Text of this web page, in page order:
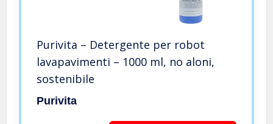
Purivita – Detergente per robot
lavapavimenti – 1000 ml, no aloni,
sostenibile
Purivita